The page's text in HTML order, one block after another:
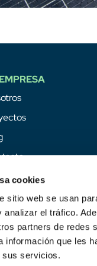
cookies
sitio web se usan
analizar el tráfico.
partners de redes
información que les
sus servicios.